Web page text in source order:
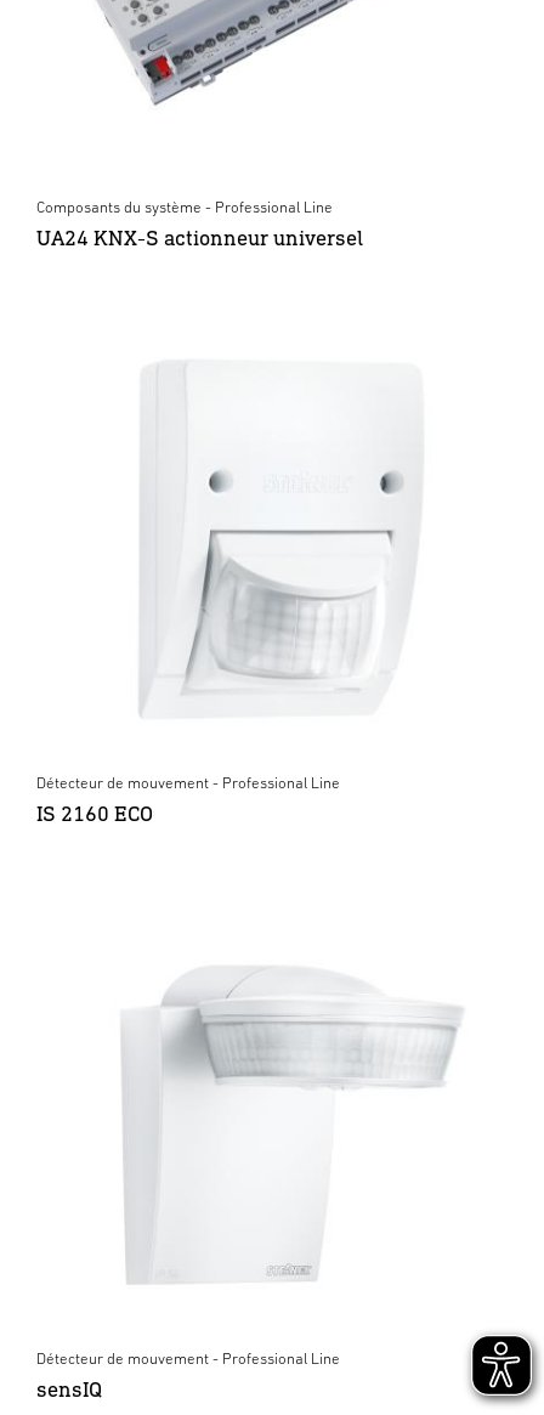
Composants du système - Professional Line
UA24 KNX-S actionneur universel
Détecteur de mouvement - Professional Line
IS 2160 ECO
Détecteur de mouvement - Professional Line
sensIQ